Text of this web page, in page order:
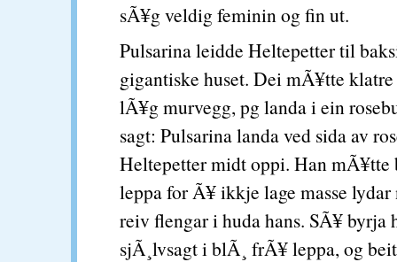
sÃ¥g veldig feminin og fin ut.
Pulsarina leidde Heltepetter til
gigantiske huset. Dei mÃ¥tte
lÃ¥g murvegg, pg landa i ein
sagt: Pulsarina landa ved sida av
Heltepetter midt oppi. Han mÃ¥tte
leppa for Ã¥ ikkje lage masse
reiv flengar i huda hans. SÃ¥ byrja
sjÃ¸lvsagt i blÃ¸ frÃ¥ leppa, og